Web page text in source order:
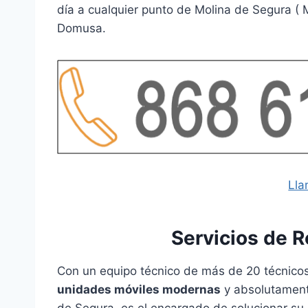
día a cualquier punto de Molina de Segura (
Domusa.
Servicios de
Con un equipo técnico de más de 20
unidades móviles modernas y